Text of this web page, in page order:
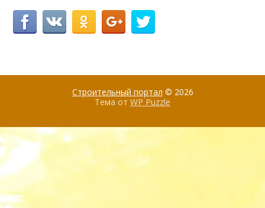
Строительный портал © 2026
Тема от WP Puzzle